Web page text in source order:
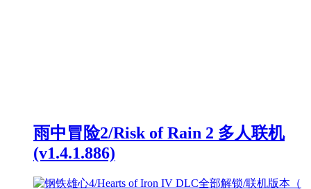
雨中冒险2/Risk of Rain 2 多人联机
(v1.4.1.886)